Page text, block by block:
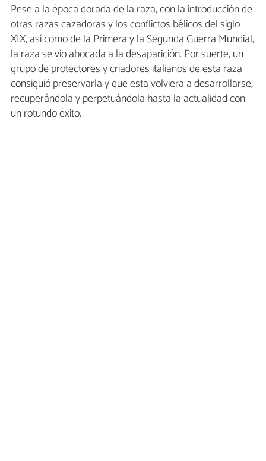
Pese a la época dorada de la raza, con la introducción de
otras razas cazadoras y los conflictos bélicos del siglo
XIX, así como de la Primera y la Segunda Guerra Mundial,
la raza se vio abocada a la desaparición. Por suerte, un
grupo de protectores y criadores italianos de esta raza
consiguió preservarla y que esta volviera a desarrollarse,
recuperándola y perpetuándola hasta la actualidad con
un rotundo éxito.